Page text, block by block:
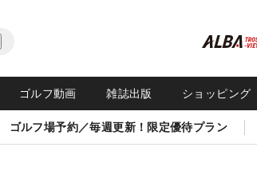
ゴルフ動画 雑誌出版 ショッピング
ゴルフ場予約／毎週更新！限定優待プラン